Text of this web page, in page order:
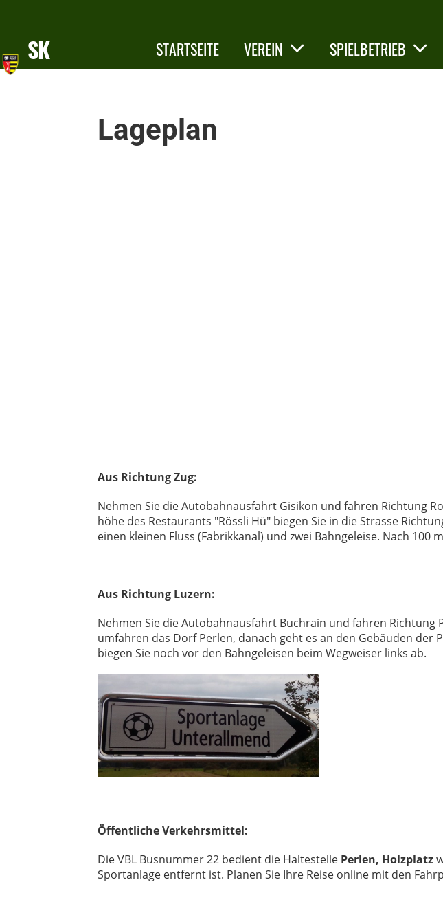
STARTSEITE VEREIN SPIELBETRIEB
SK
Root
Lageplan
Aus Richtung Zug:
Nehmen Sie die Autobahnausfahrt Gisikon und fahren Richtung
höhe des Restaurants "Rössli Hü" biegen Sie in die Strasse
einen kleinen Fluss (Fabrikkanal) und zwei Bahngeleise. Nach 100
Aus Richtung Luzern:
Nehmen Sie die Autobahnausfahrt Buchrain und fahren Richtung
umfahren das Dorf Perlen, danach geht es an den Gebäuden der
biegen Sie noch vor den Bahngeleisen beim Wegweiser links ab.
Öffentliche Verkehrsmittel:
Die VBL Busnummer 22 bedient die Haltestelle Perlen, Holzplatz
Sportanlage entfernt ist. Planen Sie Ihre Reise online mit den